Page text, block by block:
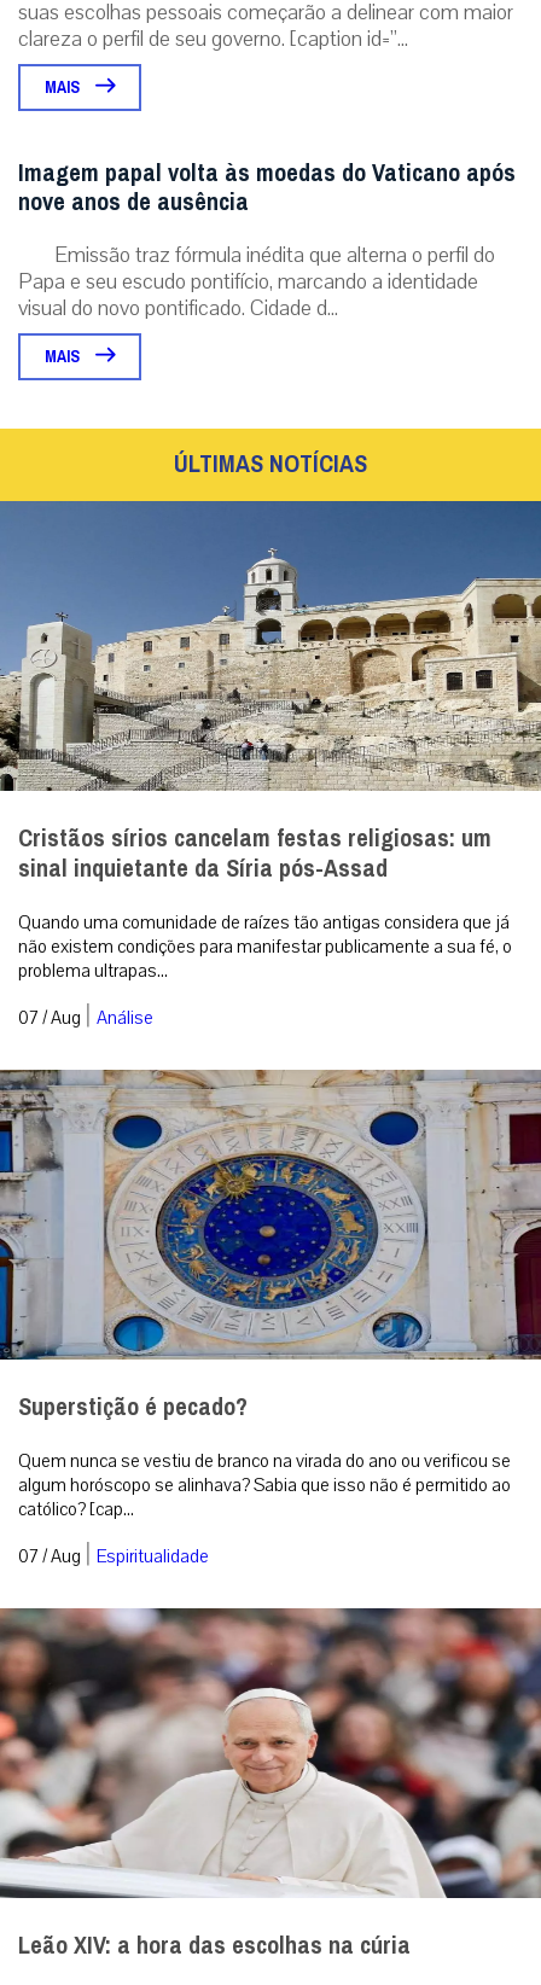
suas escolhas pessoais começarão a delinear com maior
clareza o perfil de seu governo. [caption id=”...
MAIS
Imagem papal volta às moedas do Vaticano após
nove anos de ausência
Emissão traz fórmula inédita que alterna o perfil do
Papa e seu escudo pontifício, marcando a identidade
visual do novo pontificado. Cidade d...
MAIS
ÚLTIMAS NOTÍCIAS
Cristãos sírios cancelam festas religiosas: um
sinal inquietante da Síria pós-Assad
Quando uma comunidade de raízes tão antigas considera que já
não existem condições para manifestar publicamente a sua fé, o
problema ultrapas...
07 / Aug | Análise
Superstição é pecado?
Quem nunca se vestiu de branco na virada do ano ou verificou se
algum horóscopo se alinhava? Sabia que isso não é permitido ao
católico? [cap...
07 / Aug | Espiritualidade
Leão XIV: a hora das escolhas na cúria